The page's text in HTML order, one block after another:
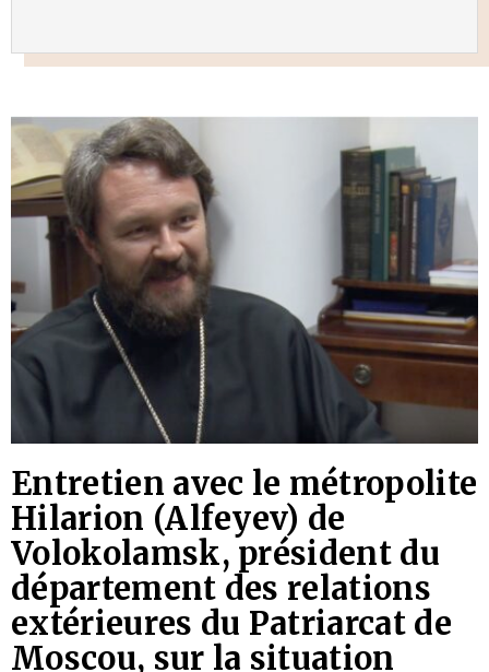
Entretien avec le métropolite
Hilarion (Alfeyev) de
Volokolamsk, président du
département des relations
extérieures du Patriarcat de
Moscou, sur la situation